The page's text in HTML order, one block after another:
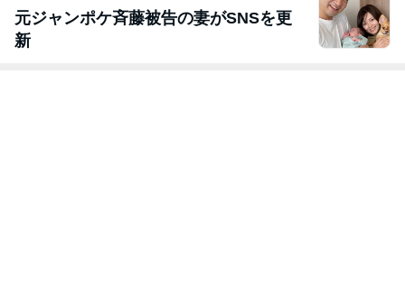
元ジャンポケ斉藤被告の妻がSNSを更
新